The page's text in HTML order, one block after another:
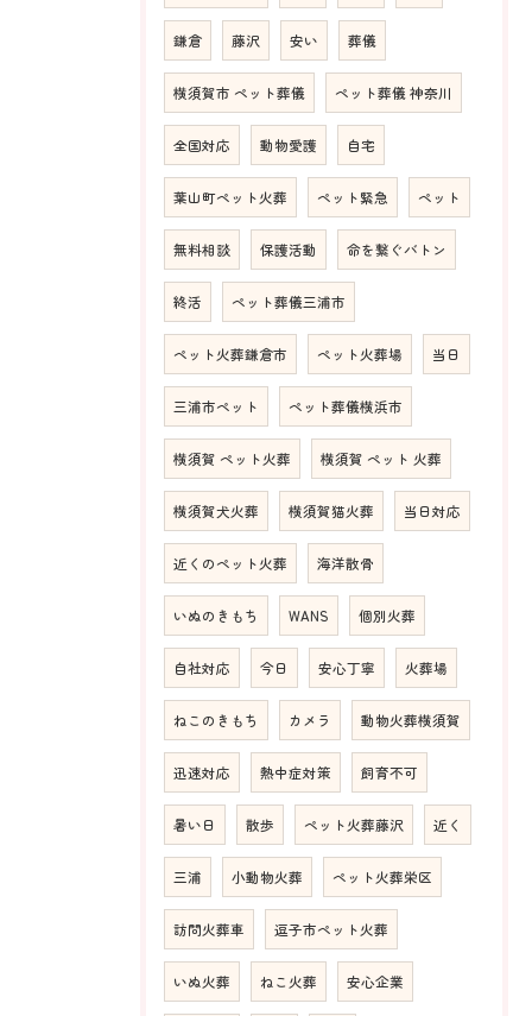
鎌倉 藤沢 安い 葬儀
横須賀市 ペット葬儀 ペット葬儀 神奈川
全国対応 動物愛護 自宅
葉山町ペット火葬 ペット緊急 ペット
無料相談 保護活動 命を繋ぐバトン
終活 ペット葬儀三浦市
ペット火葬鎌倉市 ペット火葬場 当日
三浦市ペット ペット葬儀横浜市
横須賀 ペット火葬 横須賀 ペット 火葬
横須賀犬火葬 横須賀猫火葬 当日対応
近くのペット火葬 海洋散骨
いぬのきもち WANS 個別火葬
自社対応 今日 安心丁寧 火葬場
ねこのきもち カメラ 動物火葬横須賀
迅速対応 熱中症対策 飼育不可
暑い日 散歩 ペット火葬藤沢 近く
三浦 小動物火葬 ペット火葬栄区
訪問火葬車 逗子市ペット火葬
いぬ火葬 ねこ火葬 安心企業